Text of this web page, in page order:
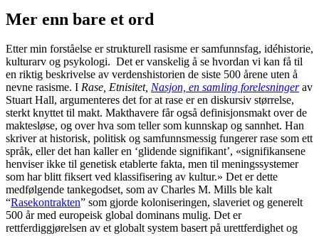
Mer enn bare et ord
Etter min forståelse er strukturell rasisme er samfunnsfag, idéhistorie,
kulturarv og psykologi. Det er vanskelig å se hvordan vi kan få til
en riktig beskrivelse av verdenshistorien de siste 500 årene uten å
nevne rasisme. I Rase, Etnisitet, Nasjon, en samling forelesningerav
Stuart Hall, argumenteres det for at rase er en diskursiv størrelse,
sterkt knyttet til makt. Makthavere får også definisjonsmakt over de
maktesløse, og over hva som teller som kunnskap og sannhet. Han
skriver at historisk, politisk og samfunnsmessig fungerer rase som ett
språk, eller det han kaller en ‘glidende signifikant’, «signifikansene
henviser ikke til genetisk etablerte fakta, men til meningssystemer
som har blitt fiksert ved klassifisering av kultur.» Det er dette
medfølgende tankegodset, som av Charles M. Mills ble kalt
“Rasekontrakten” som gjorde koloniseringen, slaveriet og generelt
500 år med europeisk global dominans mulig. Det er
rettferdiggjørelsen av et globalt system basert på urettferdighet og